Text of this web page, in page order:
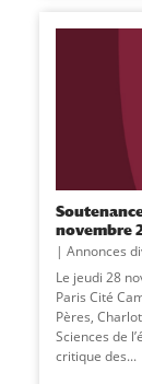
novembre
Annonces
Le jeudi 28
Paris Cité
Pères,
Sciences de
critique des...